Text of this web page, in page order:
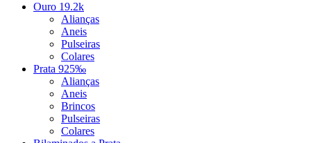
Ouro 19.2k
Alianças
Aneis
Pulseiras
Colares
Prata 925‰
Alianças
Aneis
Brincos
Pulseiras
Colares